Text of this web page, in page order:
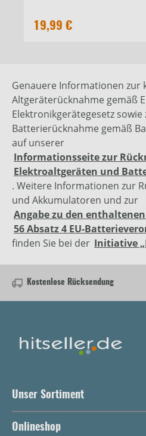
19,99 €
Genauere Informationen zur
Altgeräterücknahme gemäß
Elektronikgerätegesetz
Batterierücknahme gemäß
auf unserer
Informationsseite zur
Elektroaltgeräten und
. Weitere Informationen zur
und Akkumulatoren und zur
Angabe zu den
56 Absatz 4 EU-
finden Sie bei der Initiative
Kostenlose Rücksendung
Unser Sortiment
Onlineshop